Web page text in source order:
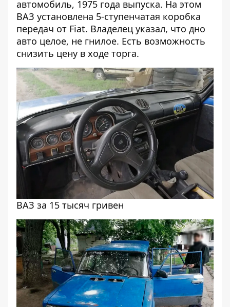
автомобиль, 1975 года выпуска. На этом
ВАЗ установлена 5-ступенчатая коробка
передач от Fiat. Владелец указал, что дно
авто целое, не гнилое. Есть возможность
снизить цену в ходе торга.
ВАЗ за 15 тысяч гривен